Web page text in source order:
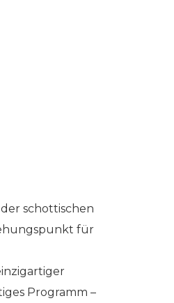
schottischen
für
Programm –